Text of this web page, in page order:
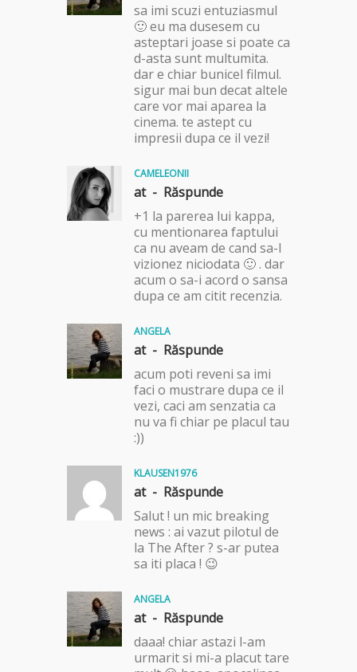
sa imi scuzi entuziasmul
🙂 eu ma dusesem cu
asteptari joase si poate ca
d-asta sunt multumita.
dar e chiar bunicel filmul.
sigur mai bun decat altele
care vor mai aparea la
cinema. te astept cu
impresii dupa ce il vezi!
CAMELEONII
at - Răspunde
+1 la parerea lui kappa,
cu mentionarea faptului
ca nu aveam de cand sa-l
vizionez niciodata 🙂 . dar
acum o sa-i acord o sansa
dupa ce am citit recenzia.
ANGELA
at - Răspunde
acum poti reveni sa imi
faci o mustrare dupa ce il
vezi, caci am senzatia ca
nu va fi chiar pe placul tau
:))
KLAUSEN1976
at - Răspunde
Salut ! un mic breaking
news : ai vazut pilotul de
la The After ? s-ar putea
sa iti placa ! 😉
ANGELA
at - Răspunde
daaa! chiar astazi l-am
urmarit si mi-a placut tare